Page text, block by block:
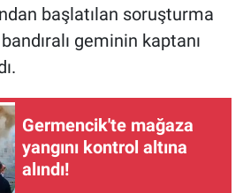
başlatılan soruşturma
geminin kaptanı
Germencik'te mağaza
yangını kontrol altına
alındı!